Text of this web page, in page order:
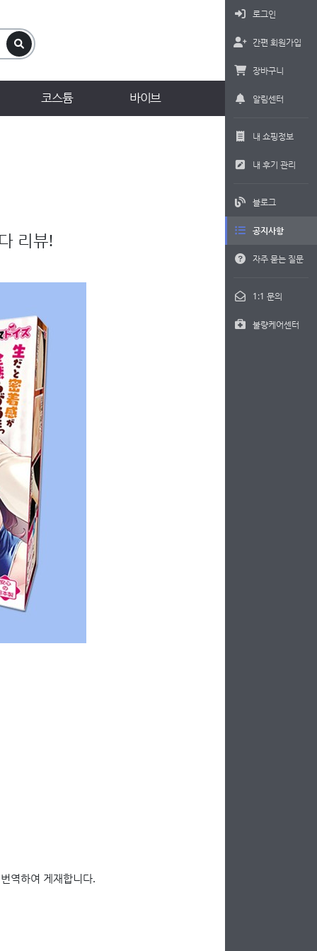
코스튬 바이브
로그인
간편 회원가입
장바구니
알림센터
내 쇼핑정보
내 후기 관리
블로그
공지사항
자주 묻는 질문
1:1 문의
불량케어센터
리뷰!
역하여 게재합니다.